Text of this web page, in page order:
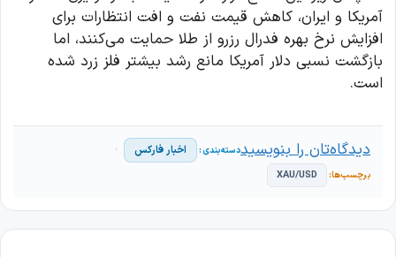
آمریکا و ایران، کاهش قیمت نفت و افت انتظارات برای
افزایش نرخ بهره فدرال رزرو از طلا حمایت می‌کنند، اما
بازگشت نسبی دلار آمریکا مانع رشد بیشتر فلز زرد شده
است.
اخبار فارکس
XAU/USD
دیدگاه‌تان را بنویسید